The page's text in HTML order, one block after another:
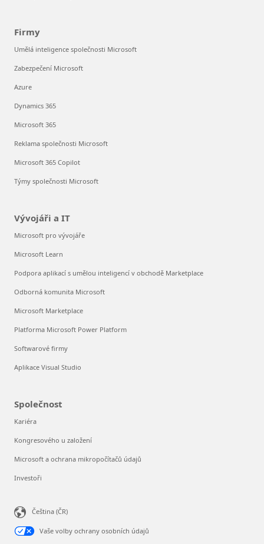
Firmy
Umělá inteligence společnosti Microsoft
Zabezpečení Microsoft
Azure
Dynamics 365
Microsoft 365
Reklama společnosti Microsoft
Microsoft 365 Copilot
Týmy společnosti Microsoft
Vývojáři a IT
Microsoft pro vývojáře
Microsoft Learn
Podpora aplikací s umělou inteligencí v obchodě Marketplace
Odborná komunita Microsoft
Microsoft Marketplace
Platforma Microsoft Power Platform
Softwarové firmy
Aplikace Visual Studio
Společnost
Kariéra
Kongresového u založení
Microsoft a ochrana mikropočítačů údajů
Investoři
Čeština (ČR)
Vaše volby ochrany osobních údajů